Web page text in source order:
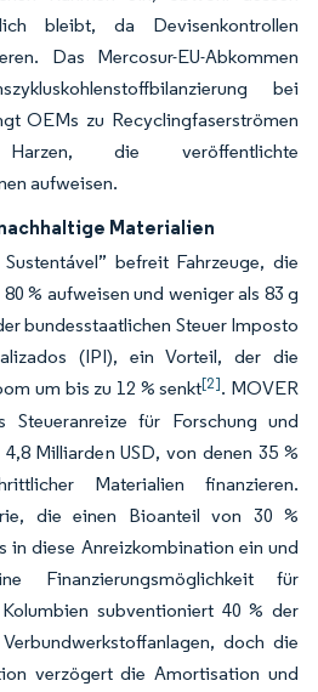
bleibt, da Devisenkontrollen
Das Mercosur-EU-Abkommen
bei
OEMs zu Recyclingfaserströmen
die veröffentlichte
aufweisen.
Materialien
befreit Fahrzeuge, die
% aufweisen und weniger als 83 g
bundesstaatlichen Steuer Imposto
(IPI), ein Vorteil, der die
um bis zu 12 % senkt[2]. MOVER
Steueranreize für Forschung und
Milliarden USD, von denen 35 %
Materialien finanzieren.
die einen Bioanteil von 30 %
in diese Anreizkombi­nation ein und
Finanzierungsmöglichkeit für
subventioniert 40 % der
doch die
verzögert die Amortisation und